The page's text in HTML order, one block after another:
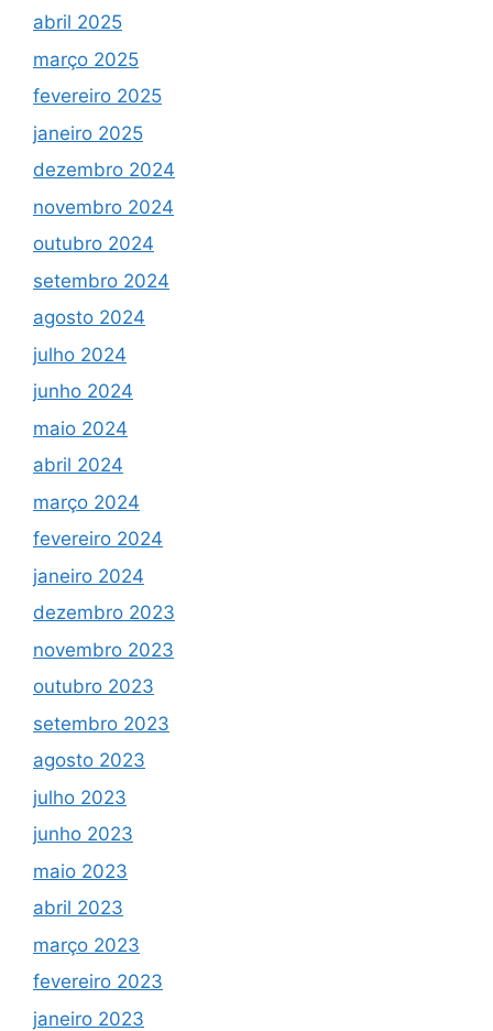
abril 2025
março 2025
fevereiro 2025
janeiro 2025
dezembro 2024
novembro 2024
outubro 2024
setembro 2024
agosto 2024
julho 2024
junho 2024
maio 2024
abril 2024
março 2024
fevereiro 2024
janeiro 2024
dezembro 2023
novembro 2023
outubro 2023
setembro 2023
agosto 2023
julho 2023
junho 2023
maio 2023
abril 2023
março 2023
fevereiro 2023
janeiro 2023